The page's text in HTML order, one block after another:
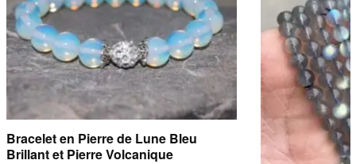
Bracelet en Pierre de Lune Bleu
Brillant et Pierre Volcanique